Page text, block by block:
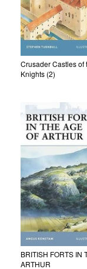
Crusader Castles of
Knights (2)
BRITISH FORTS IN
ARTHUR